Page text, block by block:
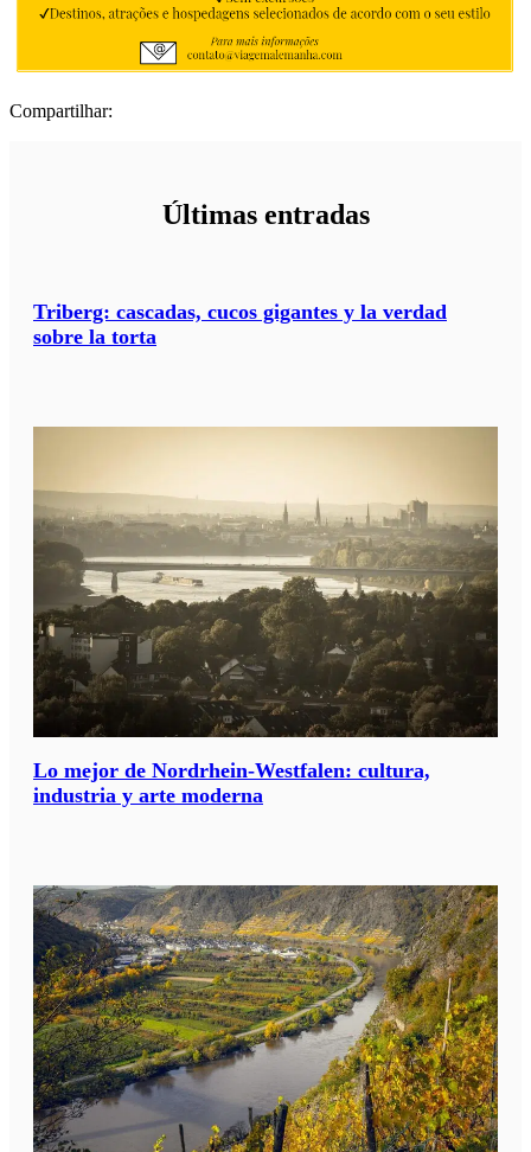
Compartilhar:
Últimas entradas
Triberg: cascadas, cucos gigantes y la verdad
sobre la torta
Lo mejor de Nordrhein-Westfalen: cultura,
industria y arte moderna